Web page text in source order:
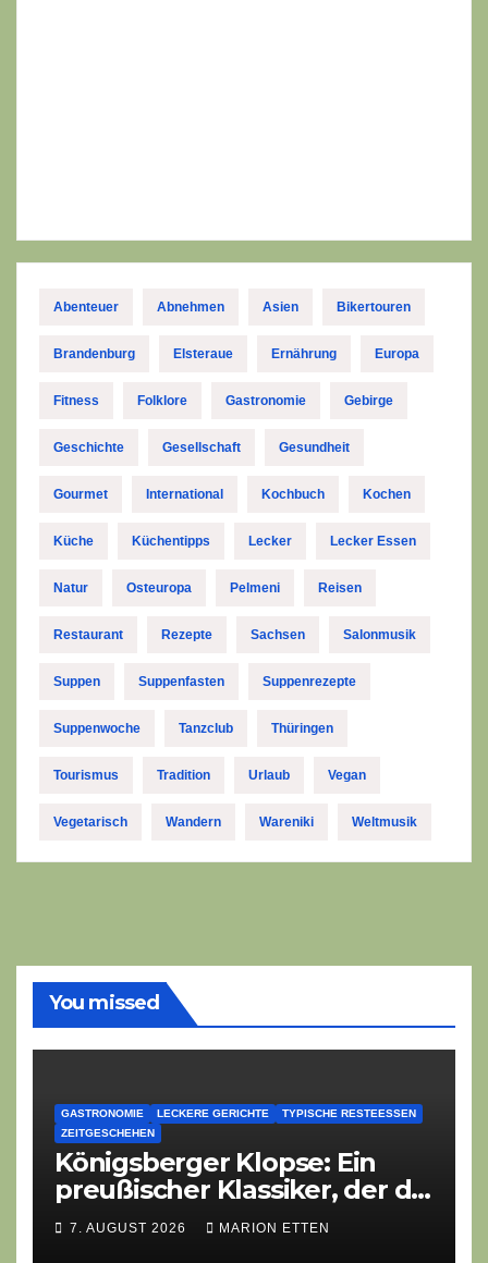
Abenteuer Abnehmen Asien Bikertouren
Brandenburg Elsteraue Ernährung Europa
Fitness Folklore Gastronomie Gebirge
Geschichte Gesellschaft Gesundheit
Gourmet International Kochbuch Kochen
Küche Küchentipps Lecker Lecker Essen
Natur Osteuropa Pelmeni Reisen
Restaurant Rezepte Sachsen Salonmusik
Suppen Suppenfasten Suppenrezepte
Suppenwoche Tanzclub Thüringen
Tourismus Tradition Urlaub Vegan
Vegetarisch Wandern Wareniki Weltmusik
You missed
GASTRONOMIE LECKERE GERICHTE
TYPISCHE RESTEESSEN
ZEITGESCHEHEN
Königsberger Klopse: Ein
preußischer Klassiker, der die
Zeiten überdauert
7. AUGUST 2026 MARION ETTEN